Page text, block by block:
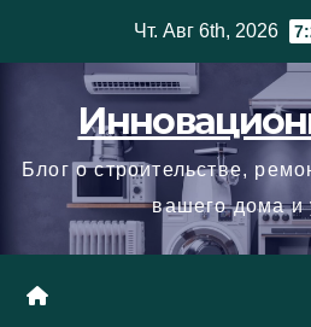
Чт. Авг 6th, 2026
Блог о строительстве,
вашего дома и